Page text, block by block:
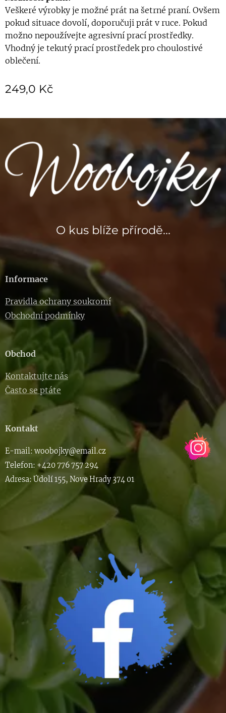
Veškeré výrobky je možné prát na šetrné praní. Ovšem
pokud situace dovolí, doporučuji prát v ruce. Pokud
možno nepoužívejte agresivní prací prostředky.
Vhodný je tekutý prací prostředek pro choulostivé
oblečení.
249,0 Kč
O kus blíže přírodě...
Informace
Pravidla ochrany soukromí
Obchodní podmínky
Obchod
Kontaktujte nás
Často se ptáte
Kontakt
E-mail: woobojky@email.cz
Telefon: +420 776 757 294
Adresa: Údolí 155, Nove Hrady 374 01